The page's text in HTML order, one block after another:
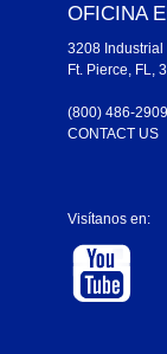
OFICINA
3208 Industrial
Ft. Pierce, FL,
(800) 486-2909
CONTACT US
Visítanos en: